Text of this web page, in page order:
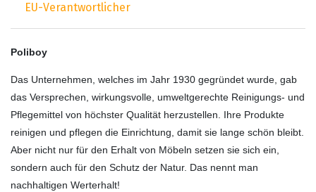
EU-Verantwortlicher
Poliboy
Das Unternehmen, welches im Jahr 1930 gegründet wurde, gab
das Versprechen, wirkungsvolle, umweltgerechte Reinigungs- und
Pflegemittel von höchster Qualität herzustellen. Ihre Produkte
reinigen und pflegen die Einrichtung, damit sie lange schön bleibt.
Aber nicht nur für den Erhalt von Möbeln setzen sie sich ein,
sondern auch für den Schutz der Natur. Das nennt man
nachhaltigen Werterhalt!